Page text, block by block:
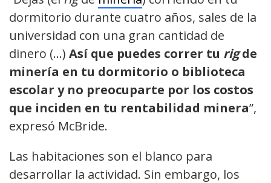
dormitorio durante cuatro años, sales de la
universidad con una gran cantidad de
dinero (…) Así que puedes correr tu rigde
minería en tu dormitorio o biblioteca
escolar y no preocuparte por los costos
que inciden en tu rentabilidad minera”,
expresó McBride.
Las habitaciones son el blanco para
desarrollar la actividad. Sin embargo, los